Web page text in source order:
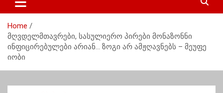
n
Home
მღვდელმთავრები, სასულიერო პირები მონაზონნი
ინფიცირებულები არიან… ზოგი არ ამჟღავნებს – მეუფე
იობი